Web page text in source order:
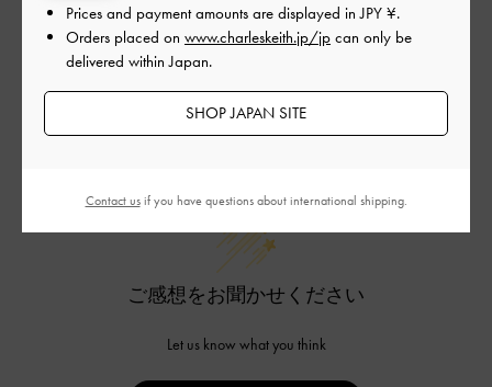
ご感想をお聞かせください
Let us know what you think
Prices and payment amounts are displayed inJPY ¥.
Orders placed on www.charleskeith.jp/jp can only be
delivered within Japan.
SHOP JAPAN SITE
Contact usif you have questions about international shipping.